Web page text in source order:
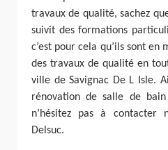
travaux de qualité, sachez
suivit des formations
c’est pour cela qu’ils sont en
des travaux de qualité en
ville de Savignac De L Isle.
rénovation de salle de
n’hésitez pas à contacter
Delsuc.